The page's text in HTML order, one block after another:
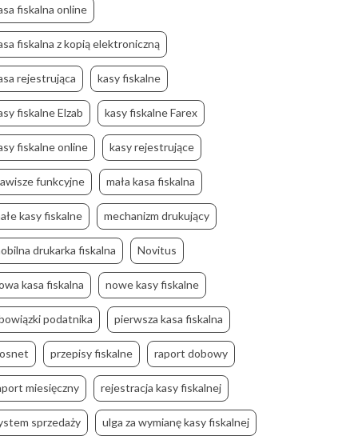
fiskalna online
fiskalna z kopią elektroniczną
rejestrująca kasy fiskalne
fiskalne Elzab kasy fiskalne Farex
fiskalne online kasy rejestrujące
funkcyjne mała kasa fiskalna
kasy fiskalne mechanizm drukujący
drukarka fiskalna Novitus
kasa fiskalna nowe kasy fiskalne
podatnika pierwsza kasa fiskalna
przepisy fiskalne raport dobowy
miesięczny rejestracja kasy fiskalnej
sprzedaży ulga za wymianę kasy fiskalnej